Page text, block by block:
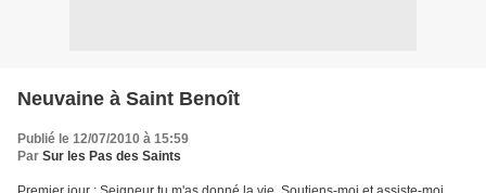
Neuvaine à Saint Benoît
Publié le 12/07/2010 à 15:59
Par Sur les Pas des Saints